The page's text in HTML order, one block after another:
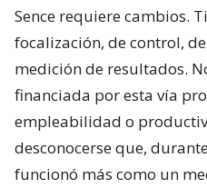
Sence requiere cambios.
focalización, de control,
medición de resultados.
financiada por esta vía
empleabilidad o
desconocerse que,
funcionó más como un